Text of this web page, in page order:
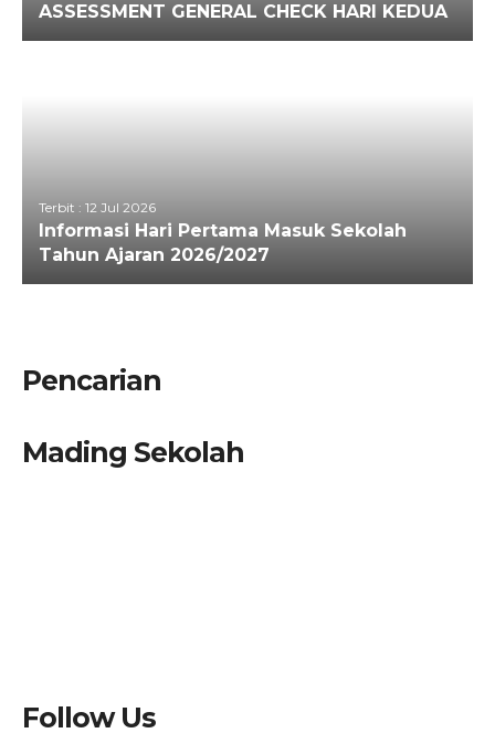
ASSESSMENT GENERAL CHECK HARI KEDUA
Terbit : 12 Jul 2026
Informasi Hari Pertama Masuk Sekolah
Tahun Ajaran 2026/2027
Pencarian
Mading Sekolah
Follow Us